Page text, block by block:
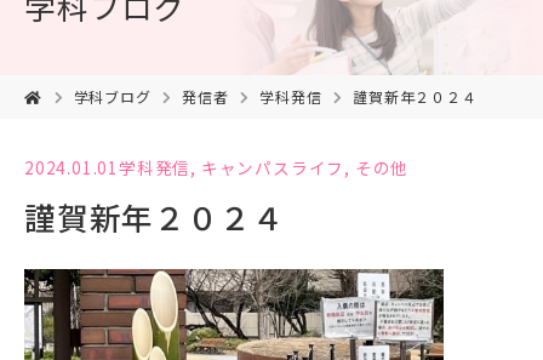
学科ブログ 発信者 学科発信 謹賀新年２０２４
2024.01.01学科発信, キャンパスライフ , その他
謹賀新年２０２４